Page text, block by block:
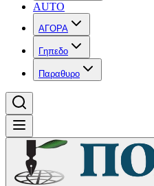
AUTO
ΑΓΟΡΑ
Γηπεδο
Παραθυρο